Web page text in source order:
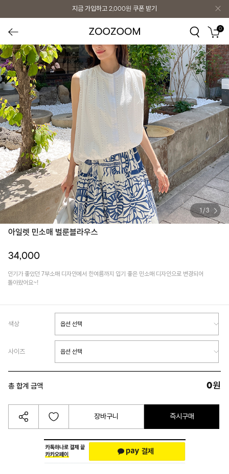
지금 가입하고 2,000원 쿠폰 받기
0
1 / 3
아일렛 민소매 벌룬블라우스
34,000
인기가 좋았던 7부소매 디자인에서 한여름까지 입기 좋은 민소매 디자인으로 변경되어
돌아왔어요~!
색상
사이즈
총 합계 금액 0원
장바구니 즉시구매